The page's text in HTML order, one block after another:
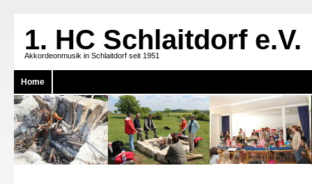
1. HC Schlaitdorf e.V.
Akkordeonmusik in Schlaitdorf seit 1951
Home